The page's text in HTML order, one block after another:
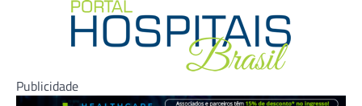
Publicidade